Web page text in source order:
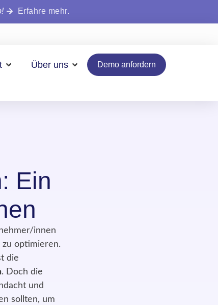
Erfahre mehr.
Über uns Demo anfordern
Ein
innen
zu optimieren.
die
. Doch die
und
sollten, um